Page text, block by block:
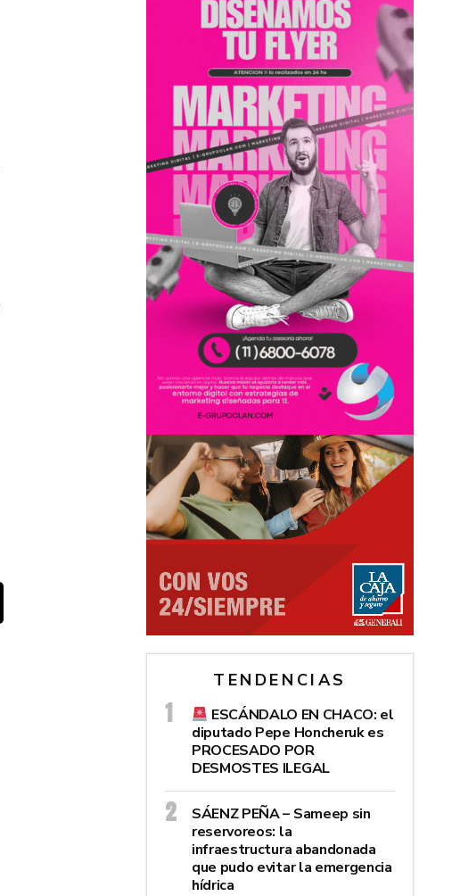
TENDENCIAS
ESCÁNDALO EN CHACO: el
diputado Pepe Honcheruk es
PROCESADO POR
DESMOSTES ILEGAL
SÁENZ PEÑA – Sameep sin
reservoreos: la
infraestructura abandonada
que pudo evitar la emergencia
hídrica